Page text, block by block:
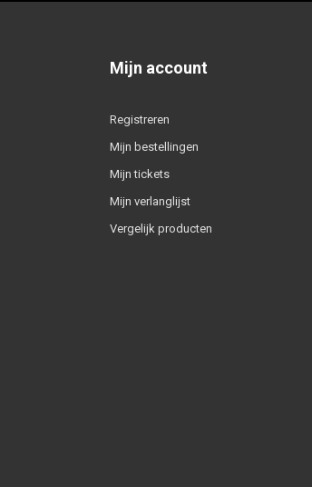
Mijn account
Registreren
Mijn bestellingen
Mijn tickets
Mijn verlanglijst
Vergelijk producten